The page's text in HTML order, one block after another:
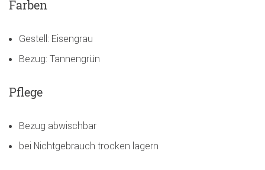
Farben
Gestell: Eisengrau
Bezug: Tannengrün
Pflege
Bezug abwischbar
bei Nichtgebrauch trocken lagern